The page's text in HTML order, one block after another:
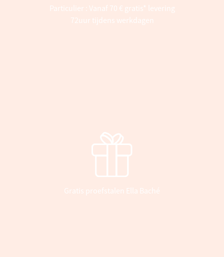
Particulier : Vanaf 70 € gratis* levering
72uur tijdens werkdagen
Gratis proefstalen Ella Baché